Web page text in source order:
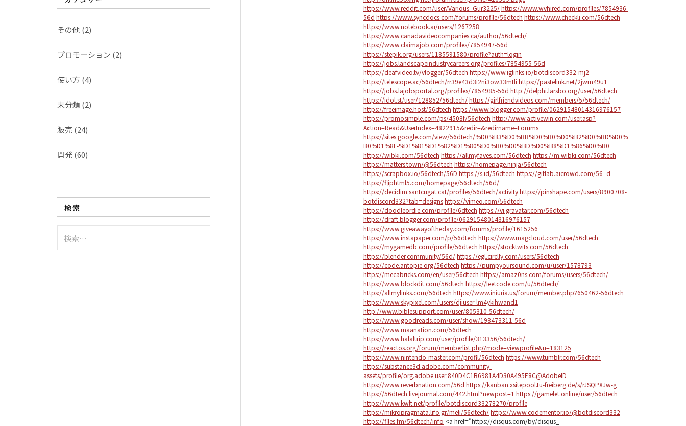
https://www.reddit.com/user/Various_Gur3225/https://www.wvhired.com/profiles/7854936-
56d https://www.syncdocs.com/forums/profile/56dtech https://www.checkli.com/56dtech
https://www.notebook.ai/users/1267258
https://www.canadavideocompanies.ca/author/56dtech/
https://www.claimajob.com/profiles/7854947-56d
https://stepik.org/users/1185591580/profile?auth=login
https://jobs.landscapeindustrycareers.org/profiles/7854955-56d
https://deafvideo.tv/vlogger/56dtech https://www.iglinks.io/botdiscord332-mj2
https://telescope.ac/56dtech/rr39e43d3i2ni3ow33mtli https://pastelink.net/2jwm49u1
https://jobs.lajobsportal.org/profiles/7854985-56d http://delphi.larsbo.org/user/56dtech
https://idol.st/user/128852/56dtech/https://girlfriendvideos.com/members/5/56dtech/
https://freeimage.host/56dtech https://www.blogger.com/profile/06291548014316976157
https://promosimple.com/ps/4508f/56dtech http://www.activewin.com/user.asp?
Action=Read&UserIndex=4822915&redir=&redirname=Forums
https://sites.google.com/view/56dtech/%D0%B3%D0%BB%D0%B0%D0%B2%D0%BD%D0%
B0%D1%8F-%D1%81%D1%82%D1%80%D0%B0%D0%BD%D0%B8%D1%86%D0%B0
https://wibki.com/56dtech https://allmyfaves.com/56dtech https://m.wibki.com/56dtech
https://matters.town/@56dtech https://homepage.ninja/56dtech
https://scrapbox.io/56dtech/56D https://s.id/56dtech https://gitlab.aicrowd.com/56_d
https://fliphtml5.com/homepage/56dtech/56d/
https://decidim.santcugat.cat/profiles/56dtech/activityhttps://pinshape.com/users/8900708-
botdiscord332?tab=designshttps://vimeo.com/56dtech
https://doodleordie.com/profile/6dtech https://vi.gravatar.com/56dtech
https://draft.blogger.com/profile/06291548014316976157
https://www.giveawayoftheday.com/forums/profile/1615256
https://www.instapaper.com/p/56dtech https://www.magcloud.com/user/56dtech
https://mygamedb.com/profile/56dtech https://stocktwits.com/56dtech
https://blender.community/56d/https://egl.circlly.com/users/56dtech
https://code.antopie.org/56dtech https://pumpyoursound.com/u/user/1578793
https://mecabricks.com/en/user/56dtech https://amaz0ns.com/forums/users/56dtech/
https://www.blockdit.com/56dtech https://leetcode.com/u/56dtech/
https://allmylinks.com/56dtech https://www.iniuria.us/forum/member.php?650462-56dtech
https://www.skypixel.com/users/djiuser-lm4ykihwand1
http://www.biblesupport.com/user/805310-56dtech/
https://www.goodreads.com/user/show/198473311-56d
https://www.maanation.com/56dtech
https://www.halaltrip.com/user/profile/313356/56dtech/
https://reactos.org/forum/memberlist.php?mode=viewprofile&u=183125
https://www.nintendo-master.com/profil/56dtech https://www.tumblr.com/56dtech
https://substance3d.adobe.com/community-
assets/profile/org.adobe.user:840D4C1B6981A4D30A495E8C@AdobeID
https://www.reverbnation.com/56d https://kanban.xsitepool.tu-freiberg.de/s/rJSQPXJw-g
https://56dtech.livejournal.com/442.html?newpost=1 https://gamelet.online/user/56dtech
https://www.kwlt.net/profile/botdiscord33278270/profile
https://mikropragmata.lifo.gr/meli/56dtech/https://www.codementor.io/@botdiscord332
https://files.fm/56dtech/info <a href="https://disqus.com/by/disqus_
その他 (2)
プロモーション (2)
使い方 (4)
未分類 (2)
販売 (24)
開発(60)
検索
索: